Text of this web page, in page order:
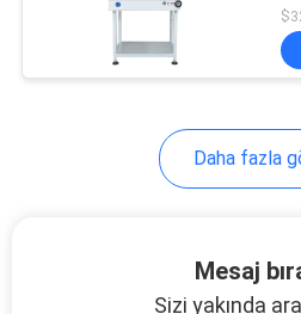
GIZLILIK
SMT Daha fazla
Mesaj
Sizi yakında